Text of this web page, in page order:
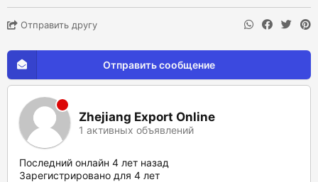
Отправить другу
Отправить сообщение
Zhejiang Export Online
1 активных объявлений
Последний онлайн 4 лет назад
Зарегистрировано для 4 лет